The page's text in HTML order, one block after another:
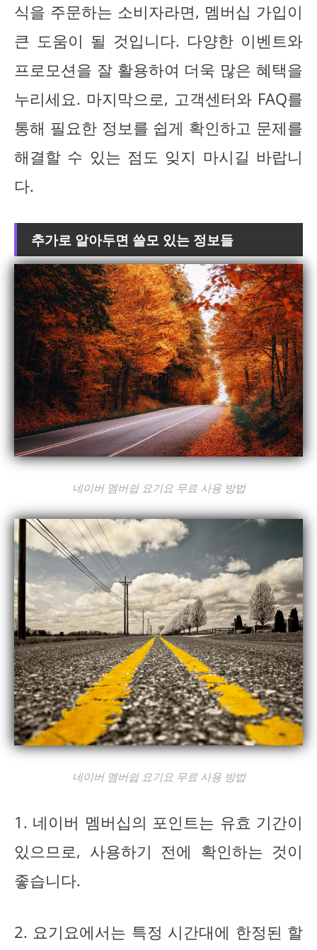
식을 주문하는 소비자라면, 멤버십 가입이
큰 도움이 될 것입니다. 다양한 이벤트와
프로모션을 잘 활용하여 더욱 많은 혜택을
누리세요. 마지막으로, 고객센터와 FAQ를
통해 필요한 정보를 쉽게 확인하고 문제를
해결할 수 있는 점도 잊지 마시길 바랍니
다.
추가로 알아두면 쓸모 있는 정보들
네이버 멤버쉽 요기요 무료 사용 방법
네이버 멤버쉽 요기요 무료 사용 방법
1. 네이버 멤버십의 포인트는 유효 기간이
있으므로, 사용하기 전에 확인하는 것이
좋습니다.
2. 요기요에서는 특정 시간대에 한정된 할